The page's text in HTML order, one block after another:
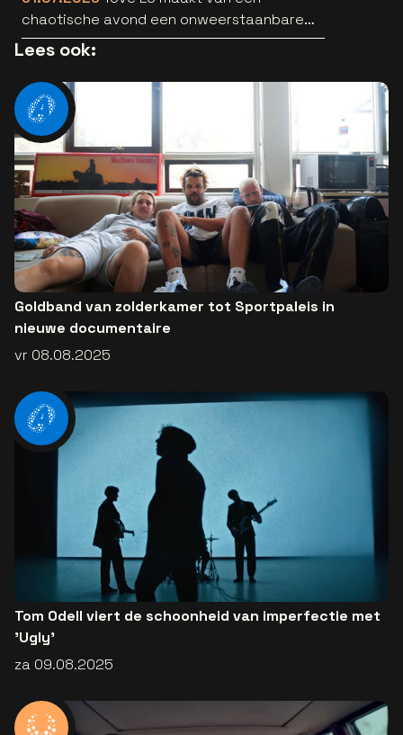
chaotische avond een onweerstaanbare
popsong
Lees ook:
Goldband van zolderkamer tot Sportpaleis in
nieuwe documentaire
vr 08.08.2025
Tom Odell viert de schoonheid van imperfectie met
'Ugly'
za 09.08.2025